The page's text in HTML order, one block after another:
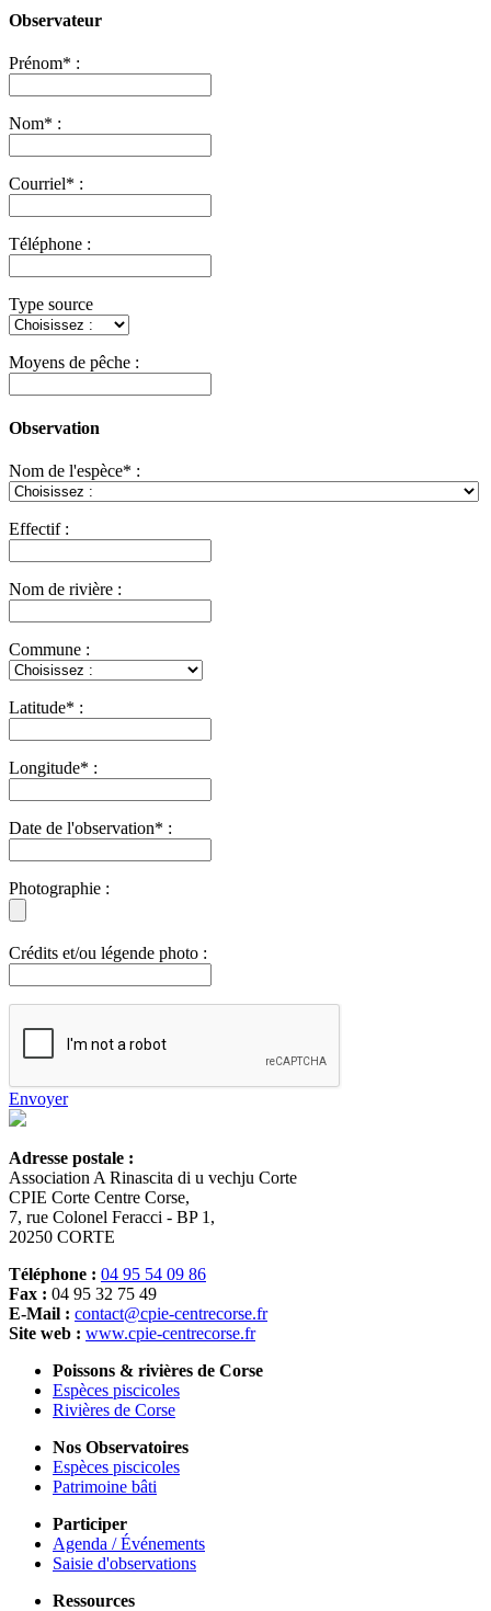
Observateur
Prénom* :
Nom* :
Courriel* :
Téléphone :
Type source
Moyens de pêche :
Observation
Nom de l'espèce* :
Effectif :
Nom de rivière :
Commune :
Latitude* :
Longitude* :
Date de l'observation* :
Photographie :
Crédits et/ou légende photo :
Envoyer
Adresse postale :
Association A Rinascita di u vechju Corte
CPIE Corte Centre Corse,
7, rue Colonel Feracci - BP 1,
20250 CORTE
Téléphone : 04 95 54 09 86
Fax : 04 95 32 75 49
E-Mail : contact@cpie-centrecorse.fr
Site web : www.cpie-centrecorse.fr
Poissons & rivières de Corse
Espèces piscicoles
Rivières de Corse
Nos Observatoires
Espèces piscicoles
Patrimoine bâti
Participer
Agenda / Événements
Saisie d'observations
Ressources